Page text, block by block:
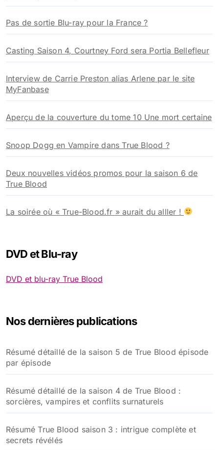
Pas de sortie Blu-ray pour la France ?
Casting Saison 4, Courtney Ford sera Portia Bellefleur
Interview de Carrie Preston alias Arlene par le site
MyFanbase
Aperçu de la couverture du tome 10 Une mort certaine
Snoop Dogg en Vampire dans True Blood ?
Deux nouvelles vidéos promos pour la saison 6 de
True Blood
La soirée où « True-Blood.fr » aurait du alller !
DVD et Blu-ray
DVD et blu-ray True Blood
Nos dernières publications
Résumé détaillé de la saison 5 de True Blood épisode
par épisode
Résumé détaillé de la saison 4 de True Blood :
sorcières, vampires et conflits surnaturels
Résumé True Blood saison 3 : intrigue complète et
secrets révélés